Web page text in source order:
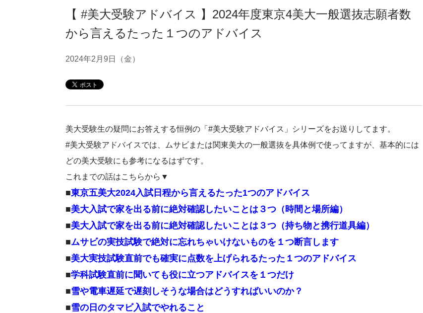
【 #美大受験アドバイス 】2024年度東京4美大一般選抜志願者数
から言えるたった１つのアドバイス
2024年2月9日（金）
美大受験生の疑問にお答えする恒例の「#美大受験アドバイス」シリーズをお送りしてます。
#美大受験アドバイスでは、ムサビまたは関東美大の一般選抜を具体例で使ってますが、基本的には
どの美大受験にも参考になるはずです。
これまでの話はこちらから▼
■東京五美大2024入試日程から言えるたった1つのアドバイス
■美大入試で家を出る前に絶対確認したいことは３つ（時間と場所編）
■美大入試で家を出る前に絶対確認したいことは３つ（持ち物と携行道具編）
■ムサビの実技試験で絶対に忘れちゃいけないものを１つ断言します
■美大実技試験直前でも確実に点数を上げられるたった１つのアドバイス
■学科試験直前に聞いても役に立つアドバイスを１つだけ
■雪や電車遅延で遅刻しそうな場合はどうすればいいのか？
■雪の日のタマビ入試でやれること